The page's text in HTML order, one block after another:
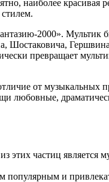
наиболее красивая
2000».
Шостаковича,
превращает
от
любовные,
этих частиц является
популярным и